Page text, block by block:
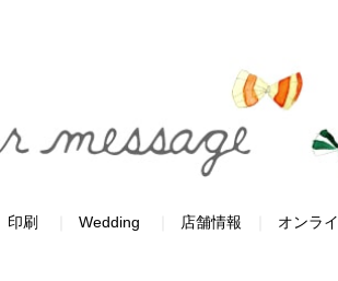
印刷 Wedding 店舗情報 オンラ